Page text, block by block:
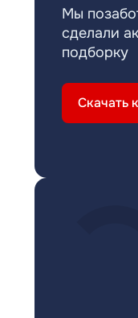
Мы
сделали
подборку
Скачать